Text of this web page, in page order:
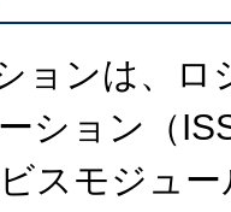
ョンは、ロ
ション（
スモジュ